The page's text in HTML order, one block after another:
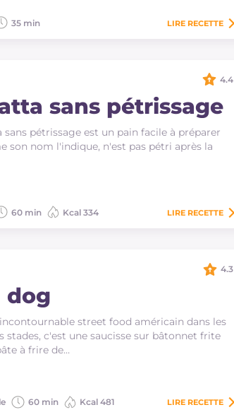
35 min LIRE RECETTE
sans pétrissage
sans pétrissage est un pain facile à préparer
son nom l'indique, n'est pas pétri après la
4.4
60 min Kcal 334 LIRE RECETTE
dog
street food américain dans les
stades, c'est une saucisse sur bâtonnet frite
à frire de…
4.3
60 min Kcal 481 LIRE RECETTE